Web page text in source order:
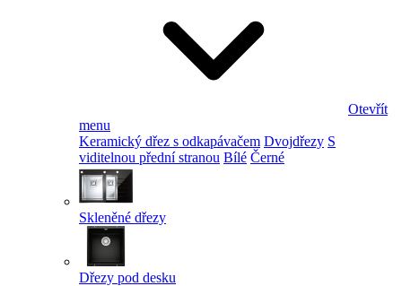
Otevřít
menu
Keramický dřez s odkapávačem Dvojdřezy S
viditelnou přední stranou Bílé Černé
Skleněné dřezy
Dřezy pod desku